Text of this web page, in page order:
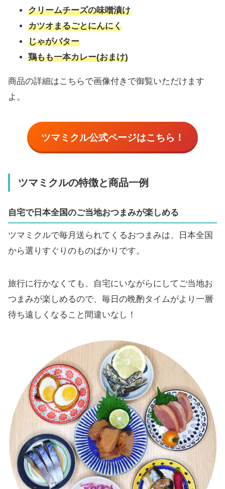
クリームチーズの味噌漬け
カツオまるごとにんにく
じゃがバター
鶏もも一本カレー(おまけ)
商品の詳細はこちらで画像付きで御覧いただけます
よ。
ツマミクル公式ページはこちら！
ツマミクルの特徴と商品一例
自宅で日本全国のご当地おつまみが楽しめる
ツマミクルで毎月送られてくるおつまみは、日本全国
から選りすぐりのものばかりです。
旅行に行かなくても、自宅にいながらにしてご当地お
つまみが楽しめるので、毎日の晩酌タイムがより一層
待ち遠しくなること間違いなし！